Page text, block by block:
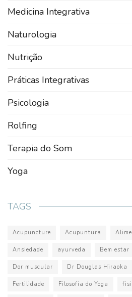
Medicina Integrativa
Naturologia
Nutrição
Práticas Integrativas
Psicologia
Rolfing
Terapia do Som
Yoga
TAGS
Acupuncture Acupuntura
Ansiedade ayurveda Bem estar
Dor muscular Dr Douglas Hiraoka
Fertilidade Filosofia do Yoga